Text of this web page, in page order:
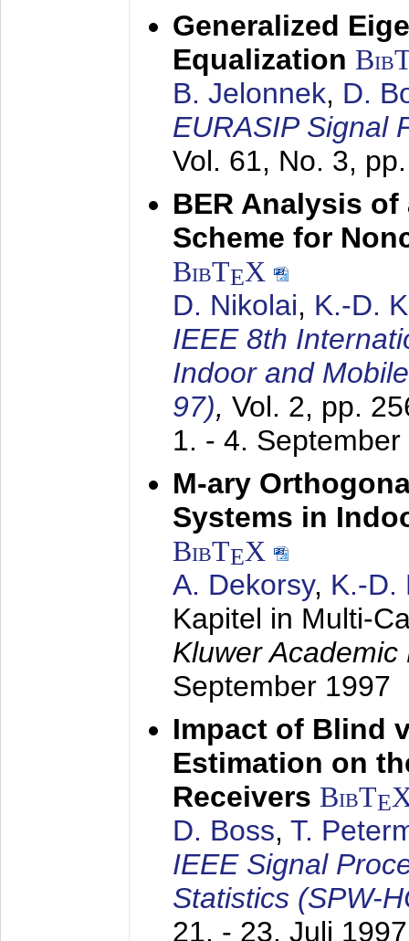
Generalized
Equalization
B. Jelonnek, D.
EURASIP Signal
Vol. 61, No. 3,
BER Analysis
Scheme for
BibTEX
D. Nikolai, K.-D.
IEEE 8th
Indoor and
97), Vol. 2, pp.
1. - 4. September
M-ary
Systems in
BibTEX
A. Dekorsy, K.-D.
Kapitel in Multi-
Kluwer
September 1997
Impact of Blind
Estimation on
Receivers BibTE
D. Boss, T.
IEEE Signal
Statistics (SPW-
21. - 23. Juli 1997